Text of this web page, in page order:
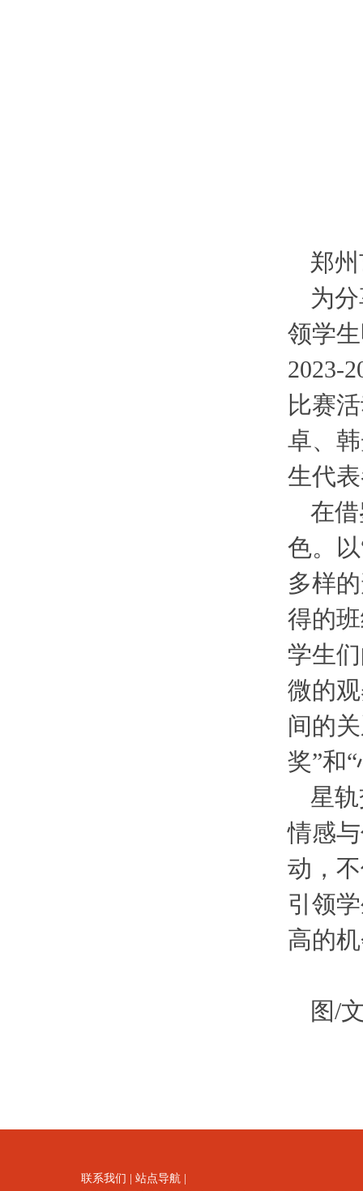
郑
为
领学
2023-
比赛
卓、
生代
在
色。
多样
得的
学生
微的
间的
奖”和
星
情感
动，
引领
高的
图/
联系我们 站点导航